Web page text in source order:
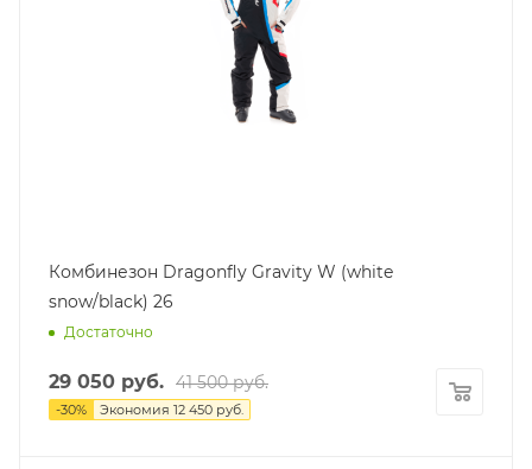
Комбинезон Dragonfly Gravity W (white
snow/black) 26
Достаточно
29 050 руб. 41 500руб.
-30% Экономия 12 450 руб.